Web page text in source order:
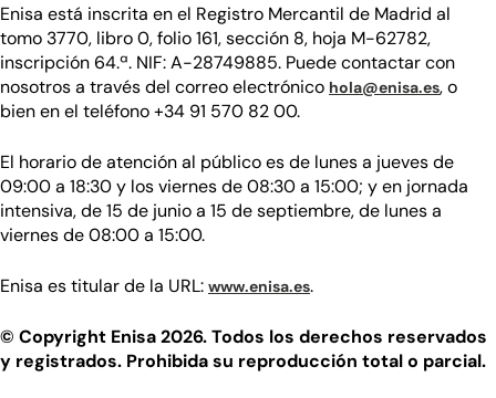
Enisa está inscrita en el Registro Mercantil de Madrid al
tomo 3770, libro 0, folio 161, sección 8, hoja M-62782,
inscripción 64.ª. NIF: A-28749885. Puede contactar con
nosotros a través del correo electrónico hola@enisa.es, o
bien en el teléfono +34 91 570 82 00.
El horario de atención al público es de lunes a jueves de
09:00 a 18:30 y los viernes de 08:30 a 15:00; y en jornada
intensiva, de 15 de junio a 15 de septiembre, de lunes a
viernes de 08:00 a 15:00.
Enisa es titular de la URL: www.enisa.es(se abre en una nueva
.
© Copyright Enisa 2026. Todos los derechos reservados
y registrados. Prohibida su reproducción total o parcial.